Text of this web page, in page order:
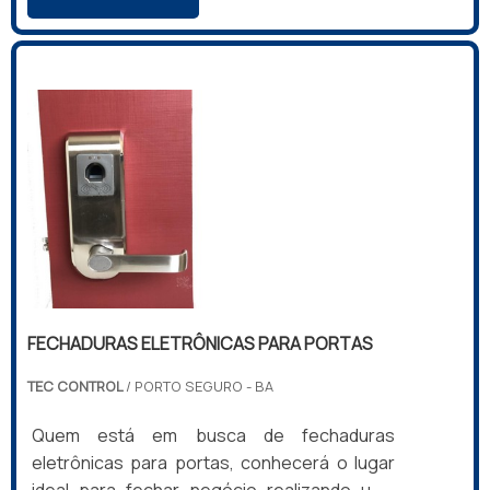
qualidade e custo benefício.MAIS SOBRE
COMPRAR FECHADURA BIOMÉTRICASe
biométrica em uma empresa comprometida
com seus serviços, encontra o site da Tec
Control. A empresa trabalha com cofre
digital...
FECHADURAS ELETRÔNICAS PARA PORTAS
TEC CONTROL/ PORTO SEGURO - BA
Quem está em busca de fechaduras
eletrônicas para portas, conhecerá o lugar